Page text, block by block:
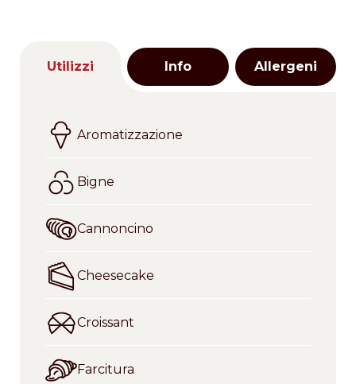
Utilizzi Info Allergeni
Aromatizzazione
Bigne
Cannoncino
Cheesecake
Croissant
Farcitura